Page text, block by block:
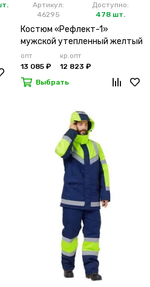
Артикул:
46295
Доступно:
478 шт.
Костюм «Рефлект-1»
мужской утепленный желтый
с п/к
опт
13 085 ₽
кр.опт
12 823 ₽
Выбрать